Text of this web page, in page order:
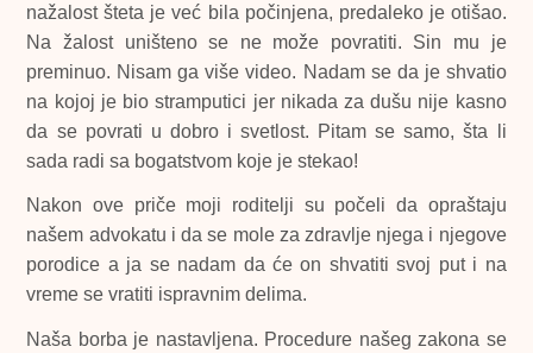
nažalost šteta je već bila počinjena, predaleko je otišao.
Na žalost uništeno se ne može povratiti. Sin mu je
preminuo. Nisam ga više video. Nadam se da je shvatio
na kojoj je bio stramputici jer nikada za dušu nije kasno
da se povrati u dobro i svetlost. Pitam se samo, šta li
sada radi sa bogatstvom koje je stekao!
Nakon ove priče moji roditelji su počeli da opraštaju
našem advokatu i da se mole za zdravlje njega i njegove
porodice a ja se nadam da će on shvatiti svoj put i na
vreme se vratiti ispravnim delima.
Naša borba je nastavljena. Procedure našeg zakona se